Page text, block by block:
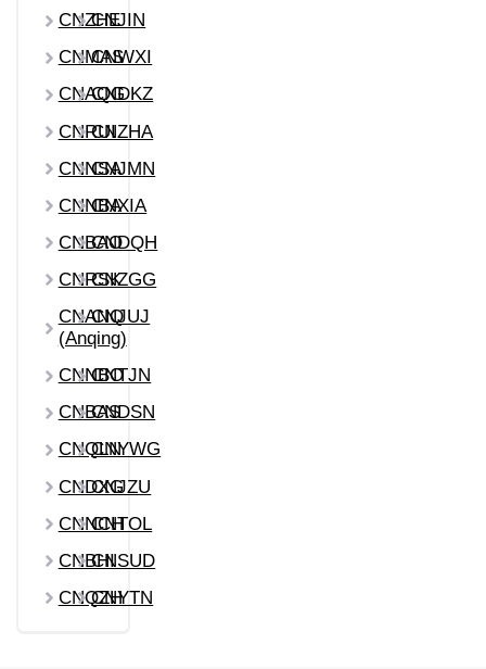
CNZHE
CNJIN
CNMAS
CNWXI
CNAQG
CNDKZ
CNRUICNZHA
CNNSACNJMN
CNNBA
CNXIA
CNBAOCNDQH
CNRSKCNZGG
CNANQ
(Anqing)
CNJUJ
CNNBO
CNTJN
CNBASCNDSN
CNQLNCNYWG
CNDXG
CNJZU
CNNCHCNTOL
CNBHICNSUD
CNQZHCNYTN